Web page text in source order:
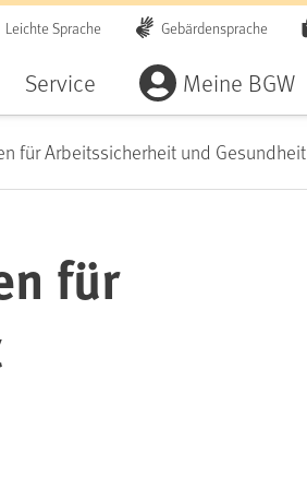
Leichte Sprache Gebärdensprache
Service Meine BGW
für Arbeitssicherheit und Gesundheit
für